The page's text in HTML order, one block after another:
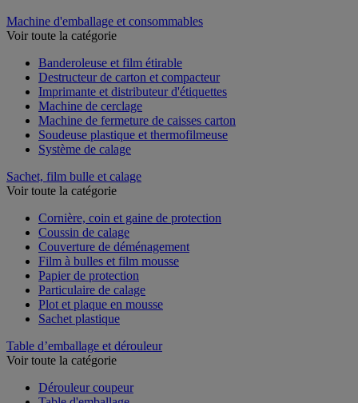
Machine d'emballage et consommables
Banderoleuse et film étirable
Destructeur de carton et compacteur
Imprimante et distributeur d'étiquettes
Machine de cerclage
Machine de fermeture de caisses carton
Soudeuse plastique et thermofilmeuse
Sachet, film bulle et calage
Cornière, coin et gaine de protection
Coussin de calage
Couverture de déménagement
Film à bulles et film mousse
Papier de protection
Particulaire de calage
Plot et plaque en mousse
Table d’emballage et dérouleur
Dérouleur coupeur